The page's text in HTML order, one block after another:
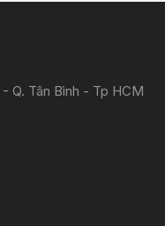
Q. Tân Bình - Tp HCM